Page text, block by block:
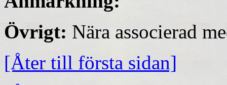
Övrigt: Nära associerad
[Åter till första sidan]